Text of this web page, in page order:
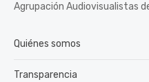
Agrupación Audiovisualistas
Quiénes somos
Transparencia